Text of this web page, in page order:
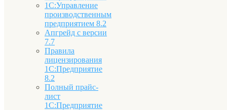
1С:Управление
производственным
предприятием 8.2
Апгрейд с версии
7.7
Правила
лицензирования
1С:Предприятие
8.2
Полный прайс-
лист
1С:Предприятие